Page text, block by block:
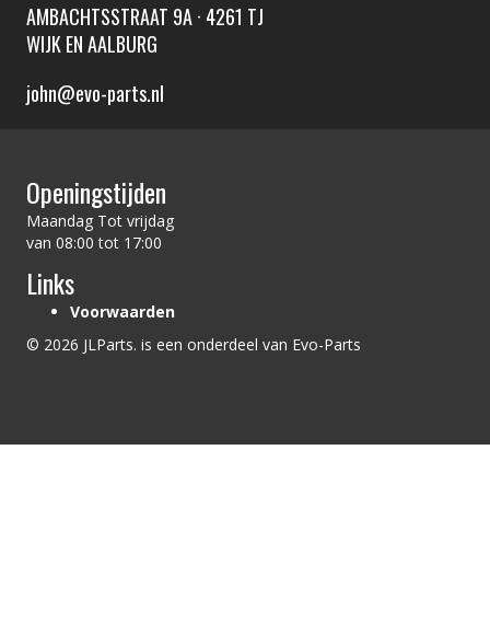
AMBACHTSSTRAAT 9A · 4261 TJ
WIJK EN AALBURG
john@evo-parts.nl
Openingstijden
Maandag Tot vrijdag
van 08:00 tot 17:00
Links
Voorwaarden
© 2026 JLParts. is een onderdeel van Evo-Parts